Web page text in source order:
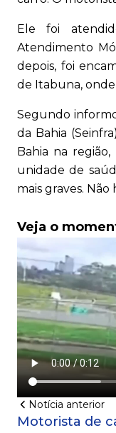
Ele foi
Atendimento
depois, foi
de Itabuna,
Segundo
da Bahia
Bahia na
unidade de
mais graves.
Veja o
Notícia anterior
Motorista de